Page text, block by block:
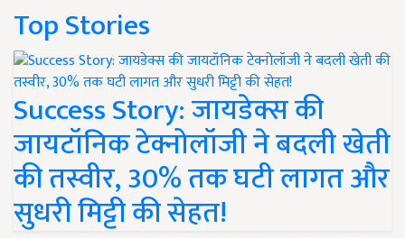
Top Stories
Success Story: जायडेक्स की
जायटॉनिक टेक्नोलॉजी ने बदली खेती
की तस्वीर, 30% तक घटी लागत और
सुधरी मिट्टी की सेहत!